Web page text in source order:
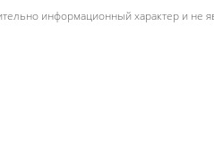
информационный характер и не